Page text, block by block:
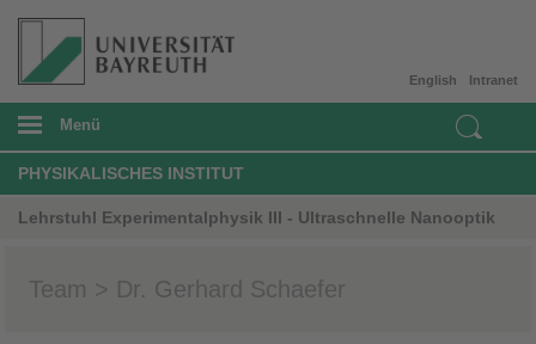
Intranet
English
Menü
PHYSIKALISCHES INSTITUT
Lehrstuhl Experimentalphysik III - Ultraschnelle Nanooptik
Team > Dr. Gerhard Schaefer